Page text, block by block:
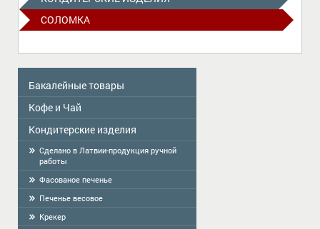
CОЛОМКА
Бакалейные товары
Colavita
Приправы
Сухой завтрак
Тортилья
Мука
Крахмал, кисель, желе
Кофе и Чай
Чай
КОФЕ
Кондитерские изделия
Сделано в Латвии-продукция ручной
работы
Фасованое печенье
Печенье весовое
Крекер